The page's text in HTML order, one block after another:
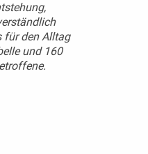
für den Alltag
und 160